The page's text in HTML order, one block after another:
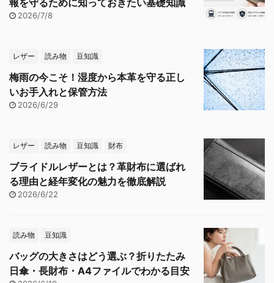
報を守るために知っておきたい基礎知識
2026/7/8
レザー 読み物 豆知識
梅雨の今こそ！湿度から本革を守る正し
いお手入れと保管方法
2026/6/29
レザー 読み物 豆知識 財布
ブライドルレザーとは？革財布に選ばれ
る理由と経年変化の魅力を徹底解説
2026/6/22
読み物 豆知識
バッグの大きさはどう選ぶ？折りたたみ
日傘・長財布・A4ファイルでわかる目安